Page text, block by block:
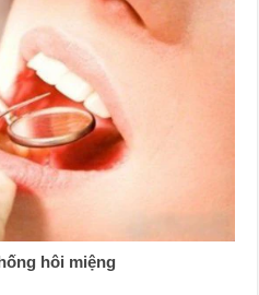
hôi miệng